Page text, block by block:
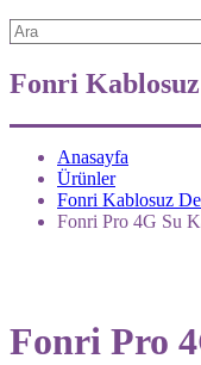
Fonri
Anasayfa
Ürünler
Fonri Kablosuz
Fonri Pro 4G Su
Fonri Pro